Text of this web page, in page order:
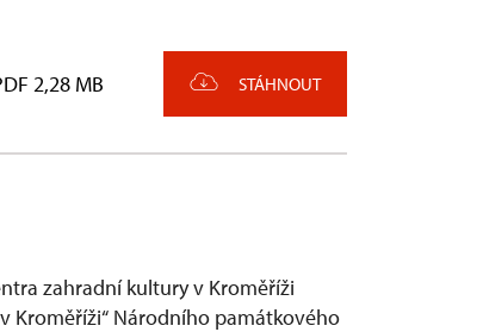
2,28 MB STÁHNOUT
zahradní kultury v Kroměříži
Kroměříži“ Národního památkového